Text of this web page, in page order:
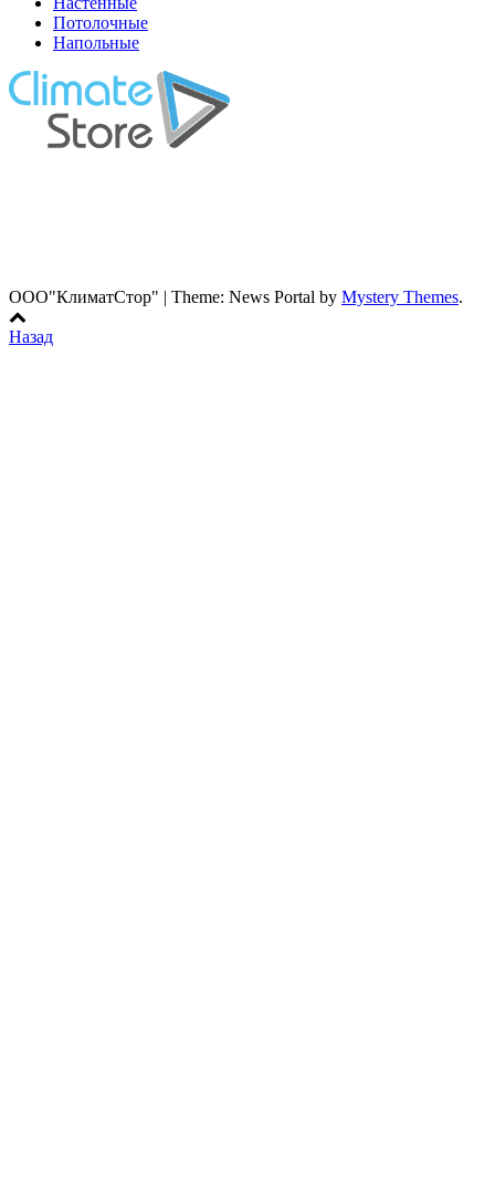
Потолочные
Напольные
ООО"КлиматСтор" | Theme: News Portal by Mystery Themes.
Назад